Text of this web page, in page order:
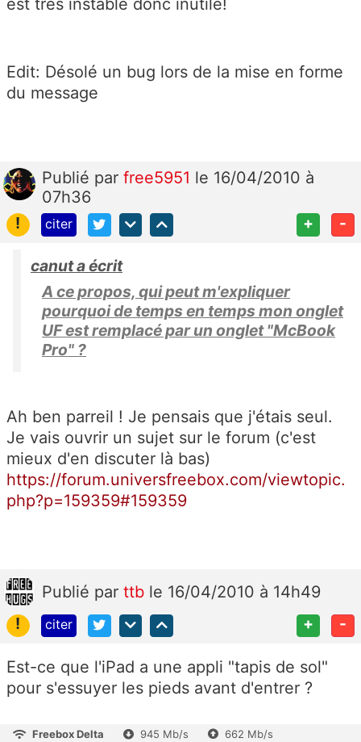
Edit: Désolé un bug lors de la mise en forme
du message
Publié par free5951 le 16/04/2010 à
07h36
!
citer + -
canut a écrit
A ce propos, qui peut m'expliquer
pourquoi de temps en temps mon onglet
UF est remplacé par un onglet "McBook
Pro" ?
Ah ben parreil ! Je pensais que j'étais seul.
Je vais ouvrir un sujet sur le forum (c'est
mieux d'en discuter là bas)
https://forum.universfreebox.com/viewtopic.
php?p=159359#159359
Publié par ttb le 16/04/2010 à 14h49
!
citer + -
Est-ce que l'iPad a une appli "tapis de sol"
pour s'essuyer les pieds avant d'entrer ?
Freebox Delta 945 Mb/s 662 Mb/s